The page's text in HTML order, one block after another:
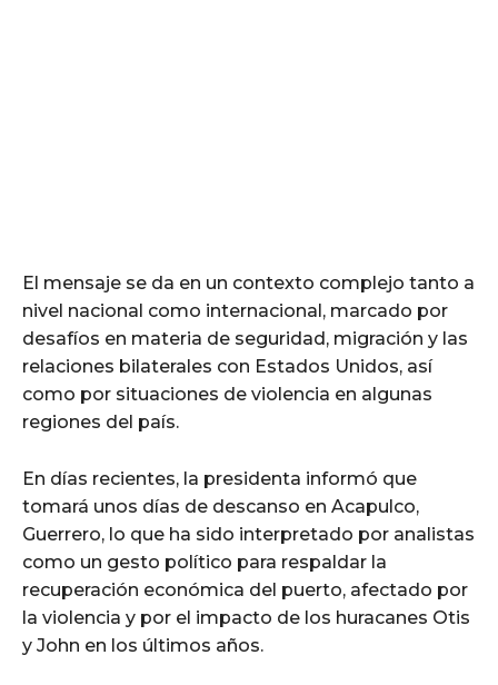
El mensaje se da en un contexto complejo tanto a
nivel nacional como internacional, marcado por
desafíos en materia de seguridad, migración y las
relaciones bilaterales con Estados Unidos, así
como por situaciones de violencia en algunas
regiones del país.
En días recientes, la presidenta informó que
tomará unos días de descanso en Acapulco,
Guerrero, lo que ha sido interpretado por analistas
como un gesto político para respaldar la
recuperación económica del puerto, afectado por
la violencia y por el impacto de los huracanes Otis
y John en los últimos años.